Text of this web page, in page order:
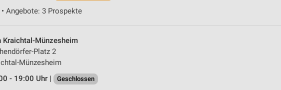
Angebote: 3 Prospekte
Kraichtal-Münzesheim
Platz 2
Münzesheim
- 19:00 Uhr |
Geschlossen